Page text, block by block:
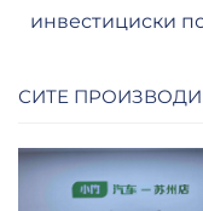
инвестициски
СИТЕ ПРОИЗВОДИ